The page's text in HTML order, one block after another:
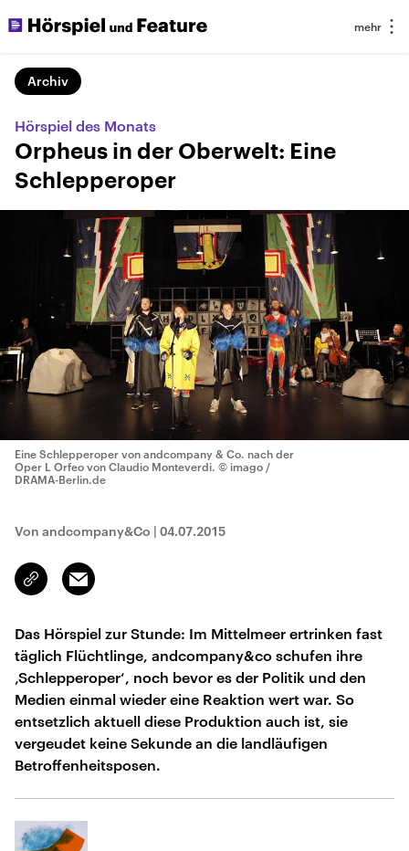
Archiv
Hörspiel des Monats
Orpheus in der Oberwelt: Eine
Schlepperoper
Eine Schlepperoper von andcompany & Co. nach der
Oper L Orfeo von Claudio Monteverdi. © imago /
DRAMA-Berlin.de
Von andcompany&Co | 04.07.2015
Link
kopieren/teilen
Email
Das Hörspiel zur Stunde: Im Mittelmeer ertrinken fast
täglich Flüchtlinge, andcompany&co schufen ihre
‚Schlepperoper‘, noch bevor es der Politik und den
Medien einmal wieder eine Reaktion wert war. So
entsetzlich aktuell diese Produktion auch ist, sie
vergeudet keine Sekunde an die landläufigen
Betroffenheitsposen.